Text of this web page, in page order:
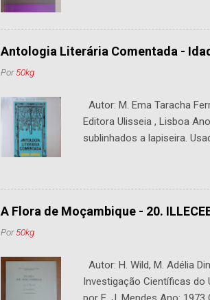
Antologia Literária Comentada -
Por50kg
Autor: M. Ema Taracha
Editora Ulisseia , Lisboa
sublinhados a lapiseira.
A Flora de Moçambique - 20.
Por50kg
Autor: H. Wild, M. Adélia
Investigação Científicas do